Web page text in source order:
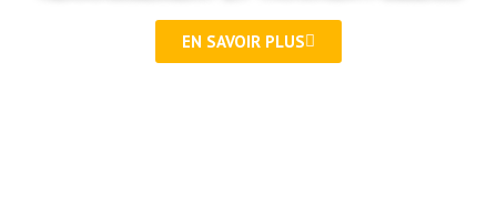
EN SAVOIR PLUS